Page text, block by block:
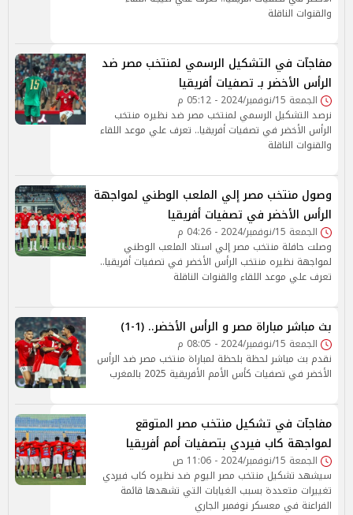
والقنوات الناقلة
مفاجآت في التشكيل الرسمي لمنتخب مصر ضد
الرأس الأخضر بـ تصفيات أفريقيا
الجمعة 15/نوفمبر/2024 - 05:12 م
نرصد التشكيل الرسمي لمنتخب مصر ضد نظيره منتخب
الرأس الأخضر في تصفيات أفريقيا.. تعرف علي موعد اللقاء
والقنوات الناقلة
وصول منتخب مصر إلي الملعب الوطني لمواجهة
الرأس الأخضر في تصفيات أفريقيا
الجمعة 15/نوفمبر/2024 - 04:26 م
وصلت حافلة منتخب مصر إلي استاد الملعب الوطني
لمواجهة نظيره منتخب الرأس الأخضر في تصفيات أفريقيا..
تعرف علي موعد اللقاء والقنوات الناقلة
بث مباشر مباراة مصر و الرأس الأخضر.. (1-1)
الجمعة 15/نوفمبر/2024 - 08:05 م
نقدم بث مباشر لحظة بلحظة لمباراة منتخب مصر ضد الرأس
الأخضر في تصفيات كأس الأمم الأفريقية 2025 بالمغرب
مفاجآت في تشكيل منتخب مصر المتوقع
لمواجهة كاب فيردي بتصفيات أمم أفريقيا
الجمعة 15/نوفمبر/2024 - 11:06 ص
سيشهد تشكيل منتخب مصر اليوم ضد نظيره كاب فيردي
تغييرات متعددة بسبب الغيابات التي تشهدها قائمة
الفراعنة في معسكر نوفمبر الجاري